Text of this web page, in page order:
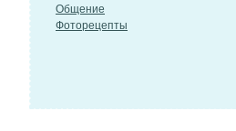
Общение
Фоторецепты